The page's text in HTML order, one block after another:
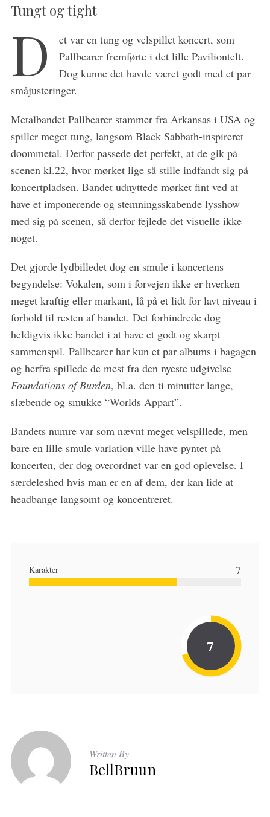
Tungt og tight
D
et var en tung og velspillet koncert, som
Pallbearer fremførte i det lille Paviliontelt.
Dog kunne det havde været godt med et par
småjusteringer.
Metalbandet Pallbearer stammer fra Arkansas i USA og
spiller meget tung, langsom Black Sabbath-inspireret
doommetal. Derfor passede det perfekt, at de gik på
scenen kl.22, hvor mørket lige så stille indfandt sig på
koncertpladsen. Bandet udnyttede mørket fint ved at
have et imponerende og stemningsskabende lysshow
med sig på scenen, så derfor fejlede det visuelle ikke
noget.
Det gjorde lydbilledet dog en smule i koncertens
begyndelse: Vokalen, som i forvejen ikke er hverken
meget kraftig eller markant, lå på et lidt for lavt niveau i
forhold til resten af bandet. Det forhindrede dog
heldigvis ikke bandet i at have et godt og skarpt
sammenspil. Pallbearer har kun et par albums i bagagen
og herfra spillede de mest fra den nyeste udgivelse
Foundations of Burden, bl.a. den ti minutter lange,
slæbende og smukke “Worlds Appart”.
Bandets numre var som nævnt meget velspillede, men
bare en lille smule variation ville have pyntet på
koncerten, der dog overordnet var en god oplevelse. I
særdeleshed hvis man er en af dem, der kan lide at
headbange langsomt og koncentreret.
Karakter 7
7
Written By
BellBruun
e
r
c
f
o
r
: